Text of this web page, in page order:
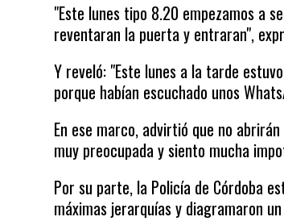
"Este lunes tipo 8.20 empezamos a
reventaran la puerta y entraran",
Y reveló: "Este lunes a la tarde
porque habían escuchado unos
En ese marco, advirtió que no
muy preocupada y siento mucha
Por su parte, la Policía de Córdoba
máximas jerarquías y diagramaron